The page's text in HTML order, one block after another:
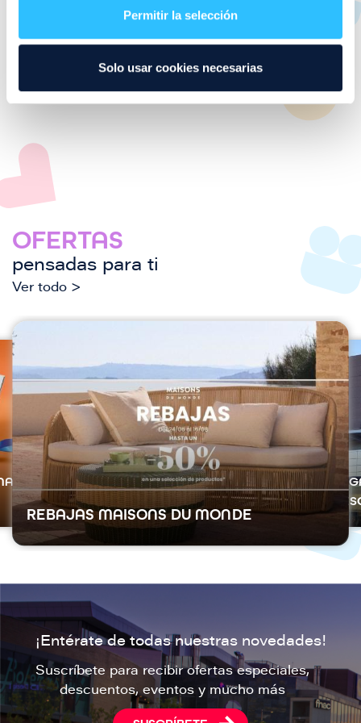
Permitir la selección
Solo usar cookies necesarias
¿Dónde nos puedes encontrar?
OFERTAS
pensadas para ti
Ver todo >
I
m
a
e
n
REBAJAS MAISONS DU MONDE
I
m
a
g
e
n
🎁
¡Entérate de todas nuestras novedades!
Suscríbete para recibir ofertas especiales,
descuentos, eventos y mucho más